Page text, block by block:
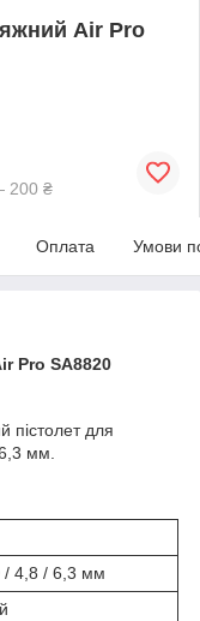
Air Pro
200 ₴
Оплата Умови
Pro SA8820
пістолет для
6,3 мм.
/ 4,8 / 6,3 мм